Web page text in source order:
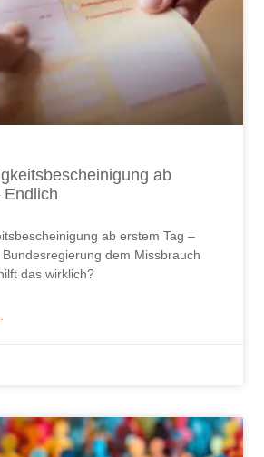
ab
Endlich
ab erstem Tag –
dem Missbrauch
das wirklich?